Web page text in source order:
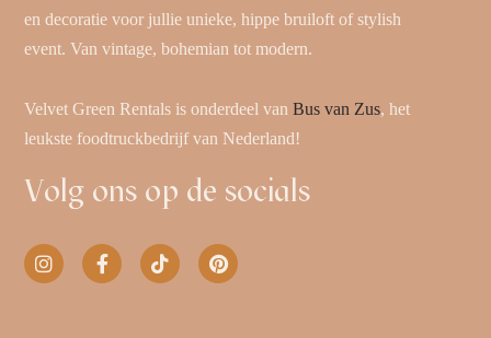
en decoratie voor jullie unieke, hippe bruiloft of stylish
event. Van vintage, bohemian tot modern.
Velvet Green Rentals is onderdeel vanBus van Zus, het
leukste foodtruckbedrijf van Nederland!
Volg ons op de socials